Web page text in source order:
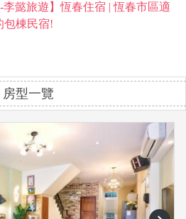
李懿旅遊】恆春住宿 | 恆春市區適
包棟民宿!
房型一覽